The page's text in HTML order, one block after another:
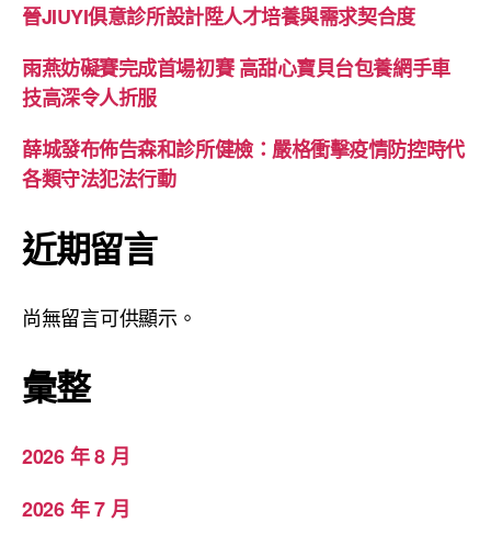
晉JIUYI俱意診所設計陞人才培養與需求契合度
雨燕妨礙賽完成首場初賽 高甜心寶貝台包養網手車
技高深令人折服
薛城發布佈告森和診所健檢：嚴格衝擊疫情防控時代
各類守法犯法行動
近期留言
尚無留言可供顯示。
彙整
2026 年 8 月
2026 年 7 月